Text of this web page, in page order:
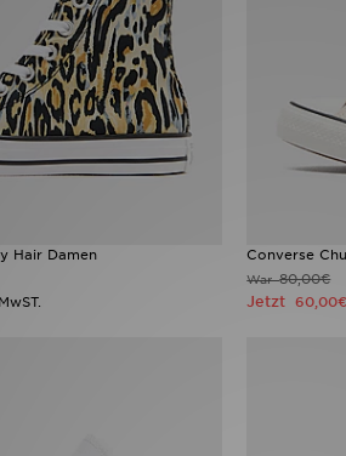
Hair Damen Converse
War80,00€
Jetzt60,00€